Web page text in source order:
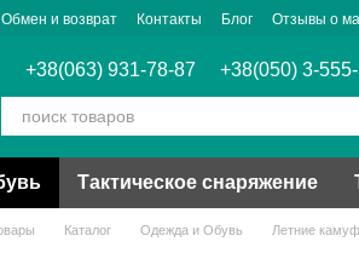
Обмен и возврат Контакты Блог Отзывы о
+38(063) 931-78-87 +38(050) 3-
Тактическое снаряжение
Каталог Одежда и Обувь Летние